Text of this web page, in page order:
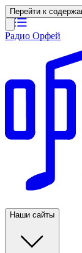
Перейти к
Радио Орфей
Наши сайты